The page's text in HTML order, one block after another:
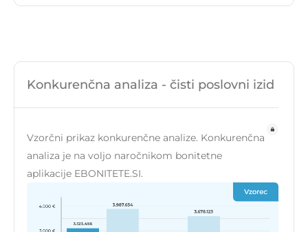
Konkurenčna analiza - čisti poslovni izid
Vzorčni prikaz konkurenčne analize. Konkurenčna
analiza je na voljo naročnikom bonitetne
aplikacije EBONITETE.SI.